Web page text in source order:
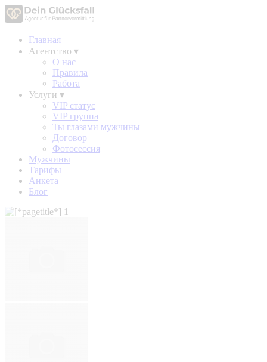
Главная
Агентство ▾
О нас
Правила
Работа
Услуги ▾
VIP статус
VIP группа
Ты глазами мужчины
Договор
Фотосессия
Мужчины
Тарифы
Анкета
Блог